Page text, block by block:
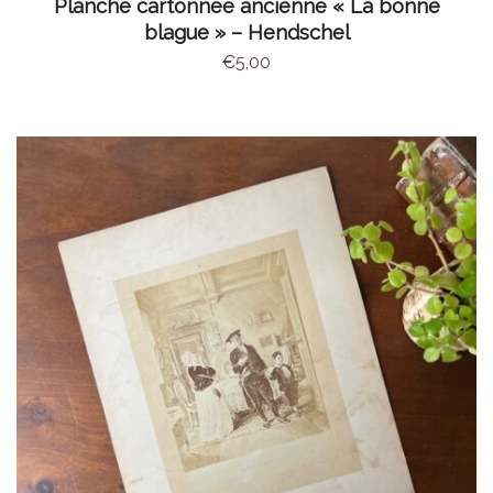
Planche cartonnée ancienne « La bonne
blague » – Hendschel
€5,00